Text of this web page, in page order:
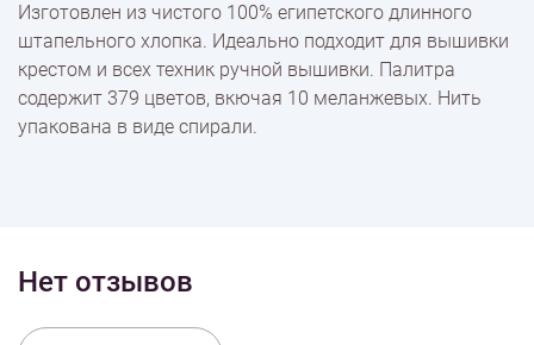
Доставка
Оплата
Изготовлен из чистого 100% египетского длинного
штапельного хлопка. Идеально подходит для вышивки
крестом и всех техник ручной вышивки. Палитра
содержит 379 цветов, вкючая 10 меланжевых. Нить
упакована в виде спирали.
Нет отзывов